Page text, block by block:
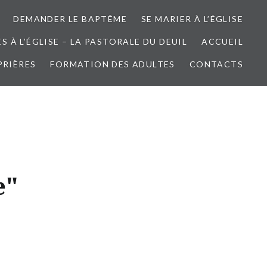
DEMANDER LE BAPTÊME SE MARIER À L’ÉGLISE
À L’ÉGLISE – LA PASTORALE DU DEUIL ACCUEIL
FORMATION DES ADULTES CONTACTS